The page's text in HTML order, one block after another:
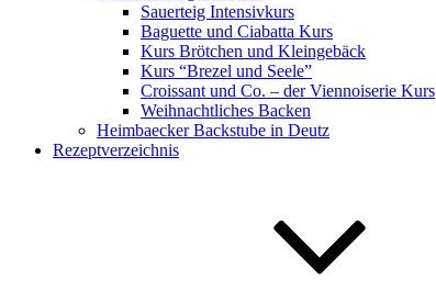
Sauerteig Intensivkurs
Baguette und Ciabatta Kurs
Kurs Brötchen und Kleingebäck
Kurs “Brezel und Seele”
Croissant und Co. – der Viennoiserie Kurs
Weihnachtliches Backen
Heimbaecker Backstube in Deutz
Rezeptverzeichnis